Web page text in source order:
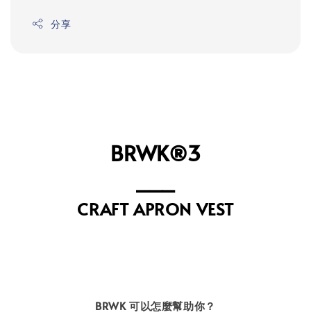
分享
BRWK®3
⁣CRAFT APRON VEST
BRWK 可以怎麼幫助你？